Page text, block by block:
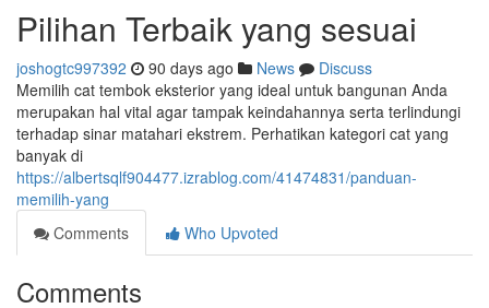
Pilihan Terbaik yang sesuai
joshogtc997392 90 days ago News
Discuss
Memilih cat tembok eksterior yang ideal untuk bangunan Anda
merupakan hal vital agar tampak keindahannya serta terlindungi
terhadap sinar matahari ekstrem. Perhatikan kategori cat yang
banyak di
https://albertsqlf904477.izrablog.com/41474831/panduan-
memilih-yang
Comments
Who Upvoted
Comments